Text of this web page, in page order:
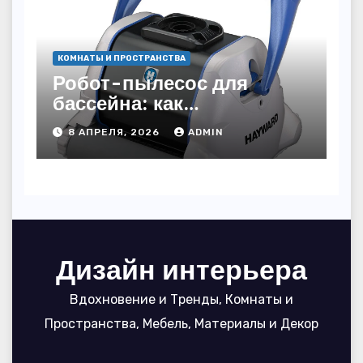
КОМНАТЫ И ПРОСТРАНСТВА
Робот-пылесос для
бассейна: как
пользоваться, чтобы
вода блестела, а
устройство служило 7
8 АПРЕЛЯ, 2026 ADMIN
Дизайн интерьера
Вдохновение и Тренды, Комнаты и
Пространства, Мебель, Материалы и Декор